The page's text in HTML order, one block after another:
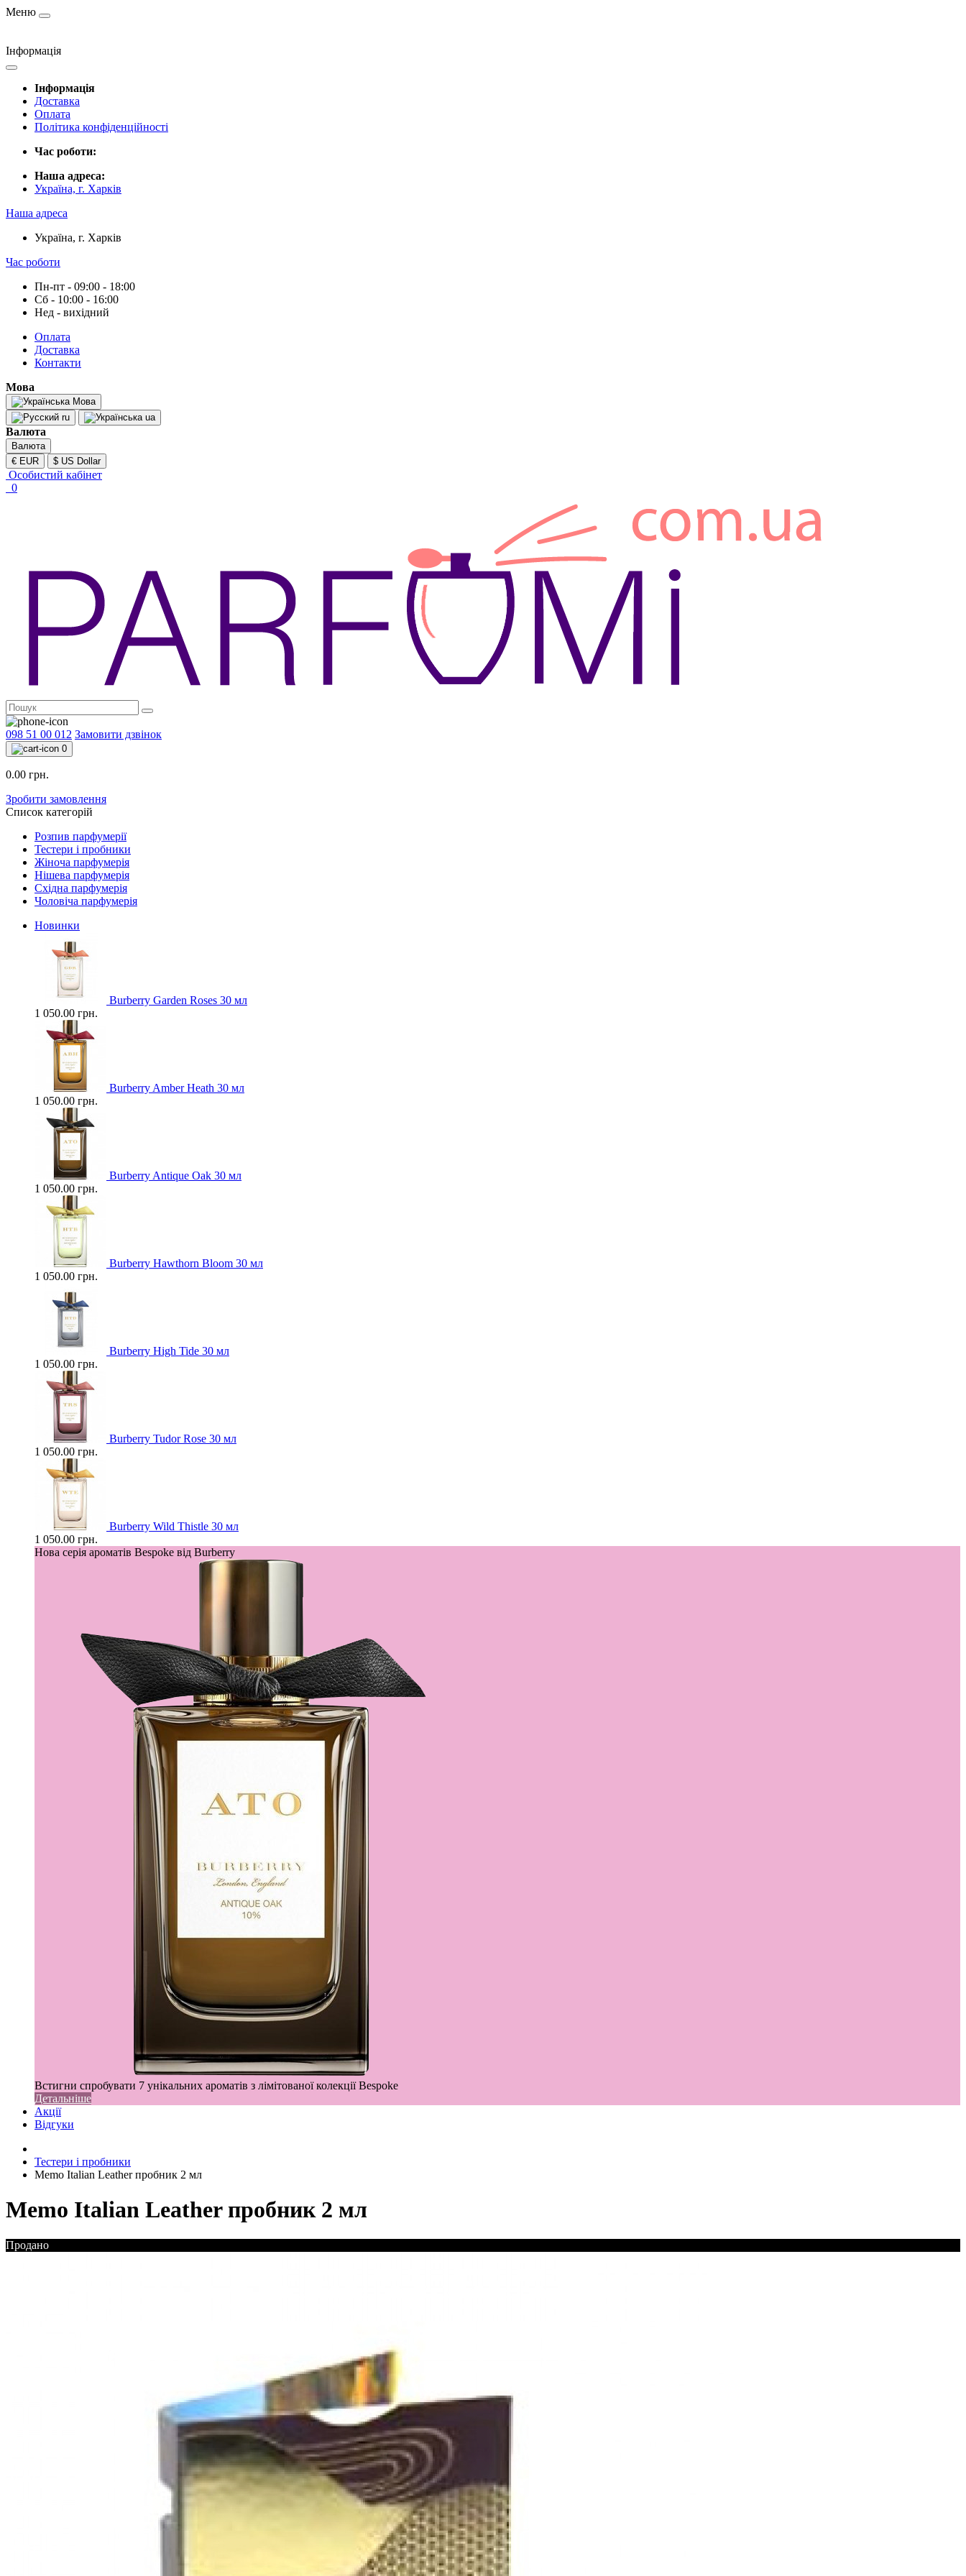
Меню
Інформація
Інформація
Доставка
Оплата
Політика конфіденційності
Час роботи:
Наша адреса:
Україна, г. Харків
Наша адреса
Україна, г. Харків
Час роботи
Пн-пт - 09:00 - 18:00
Сб - 10:00 - 16:00
Нед - вихідний
Оплата
Доставка
Контакти
Мова
Мова
ru
ua
Валюта
Валюта
€ EUR
$ US Dollar
Особистий кабінет
0
098 51 00 012 Замовити дзвінок
0
0.00 грн.
Зробити замовлення
Список категорій
Розпив парфумерії
Тестери і пробники
Жіноча парфумерія
Нішева парфумерія
Східна парфумерія
Чоловіча парфумерія
Новинки
Burberry Garden Roses 30 мл
1 050.00 грн.
Burberry Amber Heath 30 мл
1 050.00 грн.
Burberry Antique Oak 30 мл
1 050.00 грн.
Burberry Hawthorn Bloom 30 мл
1 050.00 грн.
Burberry High Tide 30 мл
1 050.00 грн.
Burberry Tudor Rose 30 мл
1 050.00 грн.
Burberry Wild Thistle 30 мл
1 050.00 грн.
Нова серія ароматів Bespoke від Burberry
Встигни спробувати 7 унікальних ароматів з лімітованої колекції Bespoke
Детальніше
Акції
Відгуки
Тестери і пробники
Memo Italian Leather пробник 2 мл
Memo Italian Leather пробник 2 мл
Продано